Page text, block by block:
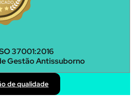
37001:2016
Gestão Antissuborno
de qualidade